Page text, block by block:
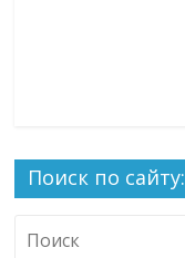
Поиск по сайту: